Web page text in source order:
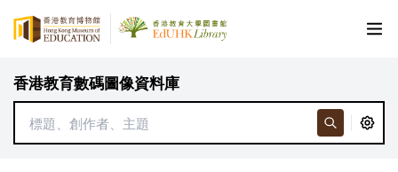
香港教育數碼圖像資料庫